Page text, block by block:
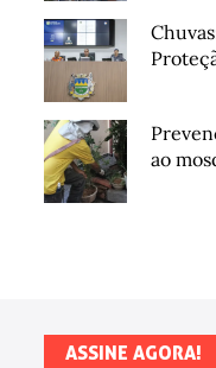
ao
ASSINE AGORA!